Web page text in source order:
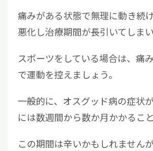
痛みがある状態で無理に動き続
悪化し治療期間が長引いてしまい
スポーツをしている場合は、痛
で運動を控えましょう。
一般的に、オスグッド病の症状
には数週間から数か月かかるこ
この期間は辛いかもしれません